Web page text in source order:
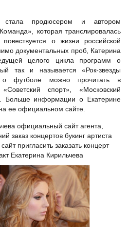
стала продюсером и автором
которая транслировалась
о жизни российской
документальных проб, Катерина
целого цикла программ о
так и называется «Рок-звезды
футболе можно прочитать в
спорт», «Московский
Больше информации о Екатерине
ее официальном сайте.